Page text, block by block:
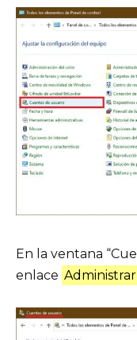
En la ventana
enlace